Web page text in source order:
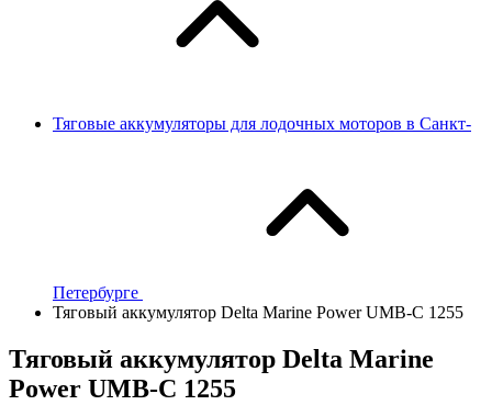
Тяговые аккумуляторы для лодочных моторов в Санкт-
Петербурге
Тяговый аккумулятор Delta Marine Power UMB-C 1255
Тяговый аккумулятор Delta Marine
Power UMB-C 1255